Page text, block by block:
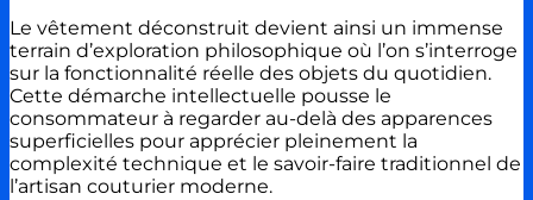
Le vêtement déconstruit devient ainsi un immense
terrain d’exploration philosophique où l’on s’interroge
sur la fonctionnalité réelle des objets du quotidien.
Cette démarche intellectuelle pousse le
consommateur à regarder au-delà des apparences
superficielles pour apprécier pleinement la
complexité technique et le savoir-faire traditionnel de
l’artisan couturier moderne.